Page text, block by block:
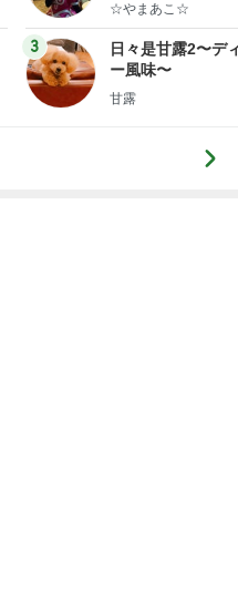
☆やまあこ☆
3
日々是甘露2〜デ
ー風味〜
甘露